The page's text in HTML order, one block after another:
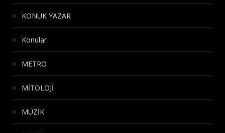
KONUK YAZAR
Konular
METRO
MİTOLOJİ
MÜZİK